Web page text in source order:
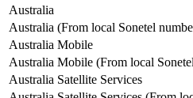
Australia
Australia (From local Sonetel
Australia Mobile
Australia Mobile (From local
Australia Satellite Services